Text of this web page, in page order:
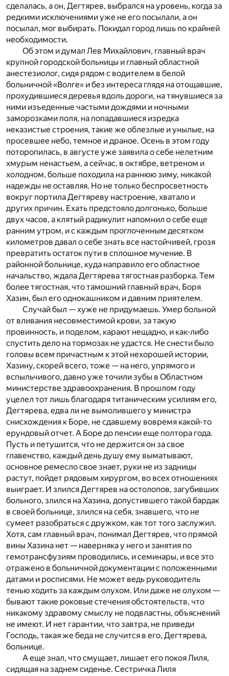
сделалась, а он, Дегтярев, выбрался на уровень, когда за
редкими исключениями уже не его посылали, а он
посылал, мог выбирать. Покидал город лишь по крайней
необходимости.
Об этом и думал Лев Михайлович, главный врач
крупной городской больницы и главный областной
анестезиолог, сидя рядом с водителем в белой
больничной «Волге» и без интереса глядя на отощавшие,
прохудившиеся деревья вдоль дороги, на тянувшиеся за
ними изъеденные частыми дождями и ночными
заморозками поля, на попадавшиеся изредка
неказистые строения, такие же облезлые и унылые, на
просевшее небо, темное и драное. Осень в этом году
поторопилась, в августе уже заявила о себе нелетним
хмурым ненастьем, а сейчас, в октябре, ветреном и
холодном, больше походила на раннюю зиму, никакой
надежды не оставляя. Но не только беспросветность
вокруг портила Дегтяреву настроение, хватало и
других причин. Ехать предстояло долгонько, больше
двух часов, а клятый радикулит напомнил о себе еще
ранним утром, и с каждым проглоченным десятком
километров давал о себе знать все настойчивей, грозя
превратить остаток пути в сплошное мучение. В
районной больнице, куда направило его областное
начальство, ждала Дегтярева тягостная разборка. Тем
более тягостная, что тамошний главный врач, Боря
Хазин, был его однокашником и давним приятелем.
Случай был — хуже не придумаешь. Умер больной
от вливания несовместимой крови, за такую
провинность, и поделом, карают нещадно, и как-либо
спустить дело на тормозах не удастся. Не снести было
головы всем причастным к этой нехорошей истории,
Хазину, скорей всего, тоже — на него, упрямого и
вспыльчивого, давно уже точили зубы в Областном
министерстве здравоохранения. В прошлом году
уцелел тот лишь благодаря титаническим усилиям его,
Дегтярева, едва ли не вымолившего у министра
снисхождения к Боре, не сдавшему вовремя какой-то
ерундовый отчет. А Боре до пенсии еще полтора года.
Пусть и петушится, что не держится он за свое
главенство, каждый день душу ему выматывают,
основное ремесло свое знает, руки не из задницы
растут, пойдет рядовым хирургом, во всех отношениях
выиграет. И злился Дегтярев на остолопов, загубивших
больного, злился на Хазина, допустившего такой бардак
в своей больнице, злился на себя, знавшего, что не
сумеет разобраться с дружком, как тот того заслужил.
Хотя, сам главный врач, понимал Дегтярев, что прямой
вины Хазина нет — наверняка у него и занятия по
гемотрансфузиям проводились, и семинары, и все это
отражено в больничной документации с положенными
датами и росписями. Не может ведь руководитель
тенью ходить за каждым олухом. Или даже не олухом —
бывают такие роковые стечения обстоятельств, что
никакому здравому смыслу не подвластны, объяснений
не имеют. И нет гарантии, что завтра, не приведи
Господь, такая же беда не случится в его, Дегтярева,
больнице.
А еще знал, что смущает, лишает его покоя Лиля,
сидящая на заднем сиденье. Сестричка Лиля